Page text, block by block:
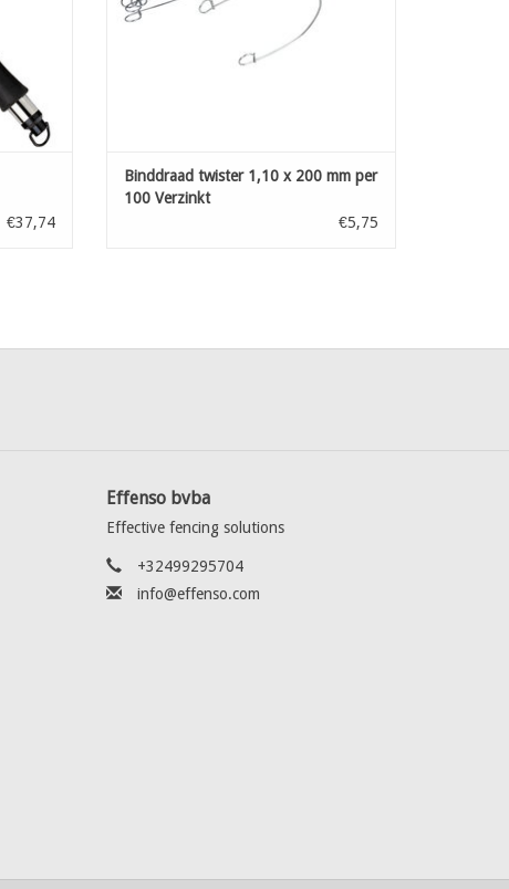
€37,74
Binddraad twister 1,10 x 200 mm per
100 Verzinkt
€5,75
Effenso bvba
Effective fencing solutions
+32499295704
info@effenso.com